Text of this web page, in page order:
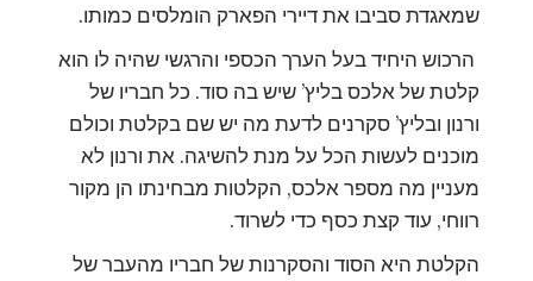
שמאגדת סביבו את דיירי הפארק הומלסים כמותו.
הרכוש היחיד בעל הערך הכספי והרגשי שהיה לו הוא
קלטת של אלכס בליץ’ שיש בה סוד. כל חבריו של
ורנון ובליץ’ סקרנים לדעת מה יש שם בקלטת וכולם
מוכנים לעשות הכל על מנת להשיגה. את ורנון לא
מעניין מה מספר אלכס, הקלטות מבחינתו הן מקור
רווחי, עוד קצת כסף כדי לשרוד.
הקלטת היא הסוד והסקרנות של חבריו מהעבר של